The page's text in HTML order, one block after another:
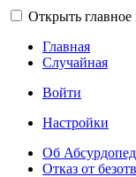
Открыть
Главная
Случайная
Войти
Настройки
Об
Отказ от